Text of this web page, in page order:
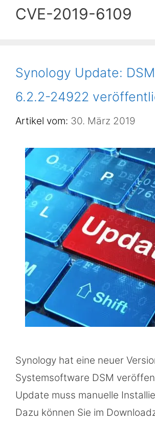
CVE-2019-6109
Synology Update:
6.2.2-24922
30. März 2019
Synology hat eine neuer
Systemsoftware DSM
Update muss manuelle
Dazu können Sie im